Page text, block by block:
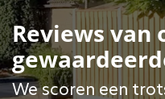
Reviews van
We scoren een